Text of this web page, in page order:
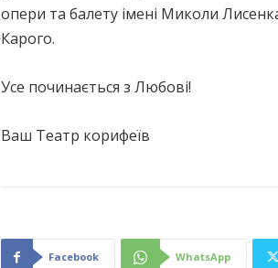
опери та балету імені Миколи
Карого.
Усе починається з Любові!
Ваш Театр корифеїв
Facebook WhatsApp